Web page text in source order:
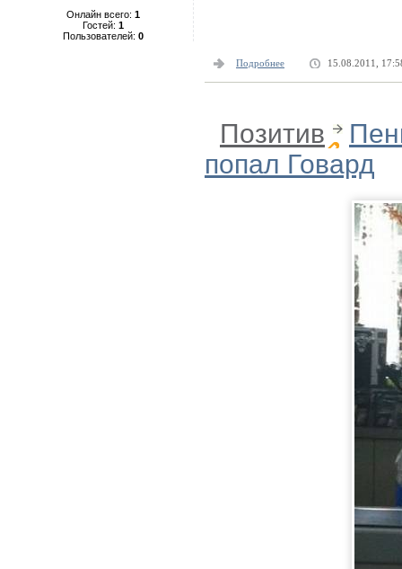
Подробнее 15.08.2011,
Позитив
попал Говард
Онлайн всего: 1
Гостей: 1
Пользователей: 0